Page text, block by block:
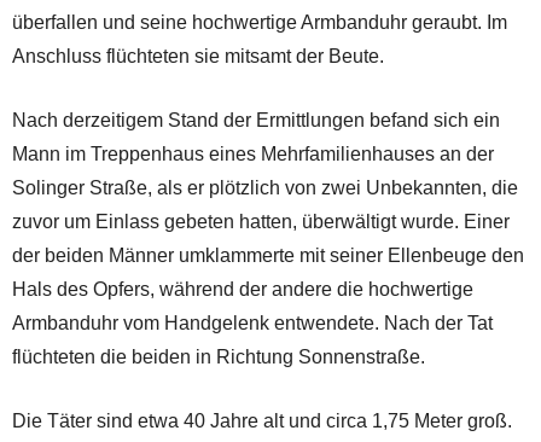
überfallen und seine hochwertige Armbanduhr geraubt. Im
Anschluss flüchteten sie mitsamt der Beute.
Nach derzeitigem Stand der Ermittlungen befand sich ein
Mann im Treppenhaus eines Mehrfamilienhauses an der
Solinger Straße, als er plötzlich von zwei Unbekannten, die
zuvor um Einlass gebeten hatten, überwältigt wurde. Einer
der beiden Männer umklammerte mit seiner Ellenbeuge den
Hals des Opfers, während der andere die hochwertige
Armbanduhr vom Handgelenk entwendete. Nach der Tat
flüchteten die beiden in Richtung Sonnenstraße.
Die Täter sind etwa 40 Jahre alt und circa 1,75 Meter groß.